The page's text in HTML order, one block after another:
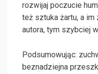
rozwijaj poczucie
też sztuka żartu, a
autora, tym szybciej
Podsumowując:
beznadziejna